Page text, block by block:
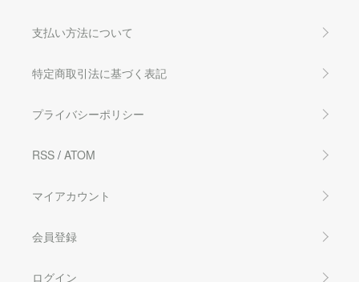
支払い方法について
特定商取引法に基づく表記
プライバシーポリシー
RSS / ATOM
マイアカウント
会員登録
ログイン